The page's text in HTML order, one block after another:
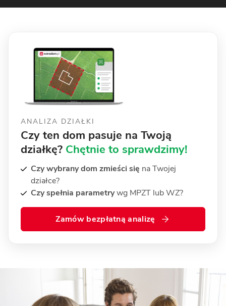
ANALIZA DZIAŁKI
Czy ten dom pasuje na Twoją
działkę? Chętnie to sprawdzimy!
Czy wybrany dom zmieści się na Twojej
działce?
Czy spełnia parametrywg MPZT lub WZ?
Zamów bezpłatną analizę